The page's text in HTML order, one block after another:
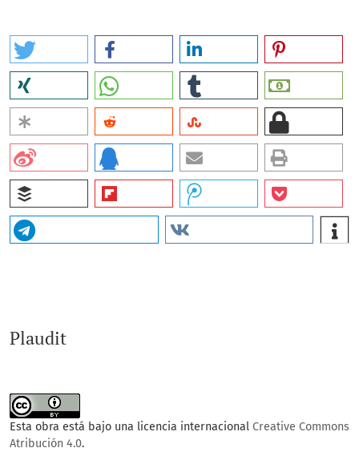
Plaudit
Esta obra está bajo una licencia internacional Creative Commons
Atribución 4.0.